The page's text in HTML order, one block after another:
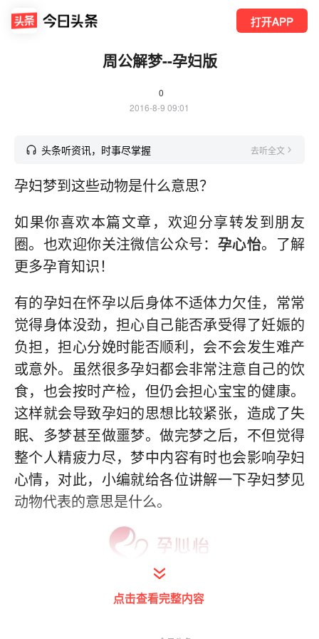
打开APP
周公解梦--孕妇版
0
2016-8-9 09:01
头条听资讯，时事尽掌握 去听全文
孕妇梦到这些动物是什么意思？
如果你喜欢本篇文章，欢迎分享转发到朋友
圈。也欢迎你关注微信公众号： 孕心怡。了解
更多孕育知识！
有的孕妇在怀孕以后身体不适体力欠佳，常常
觉得身体没劲，担心自己能否承受得了妊娠的
负担，担心分娩时能否顺利，会不会发生难产
或意外。虽然很多孕妇都会非常注意自己的饮
食，也会按时产检，但仍会担心宝宝的健康。
这样就会导致孕妇的思想比较紧张，造成了失
眠、多梦甚至做噩梦。做完梦之后，不但觉得
整个人精疲力尽，梦中内容有时也会影响孕妇
心情，对此，小编就给各位讲解一下孕妇梦见
动物代表的意思是什么。
1.梦到龙有极大的意义，在过去时被认为是象
点击查看完整内容